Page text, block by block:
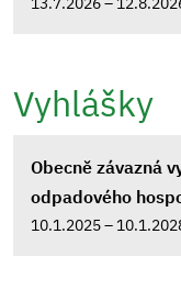
Vyhlášky
Obecně závazná
odpadového
10.1.2025 –